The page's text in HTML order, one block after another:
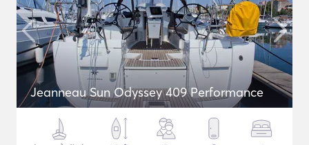
Jeanneau Sun Odyssey 409 Performance